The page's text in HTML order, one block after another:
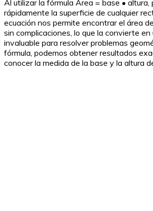
Al utilizar la fórmula Área = base • altura,
rápidamente la superficie de cualquier
ecuación nos permite encontrar el área
sin complicaciones, lo que la convierte
invaluable para resolver problemas
fórmula, podemos obtener resultados
conocer la medida de la base y la altura